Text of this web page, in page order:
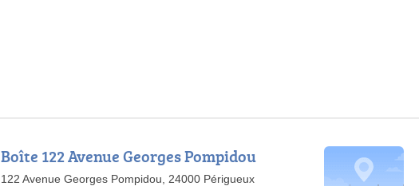
Boîte 122 Avenue Georges Pompidou
122 Avenue Georges Pompidou, 24000 Périgueux